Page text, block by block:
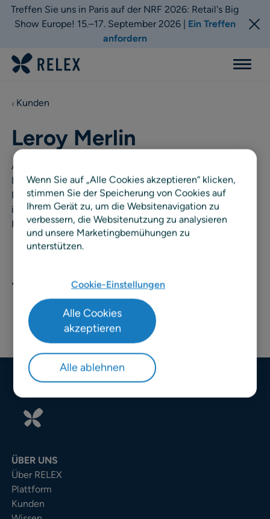
Treffen Sie uns in Paris auf der NRF 2026: Retail's Big
Show Europe! 15.–17. September 2026 | Ein Treffen
anfordern
Menu
Kunden
Leroy Merlin
Als Gründungsunternehmen von GROUPE ADEO bietet
Leroy Merlin Produkte rund um die Bereiche DIY,
Dekorations-, Bau- und Gartenarbeiten an. Leroy Merlin
ist in 12 Ländern mit etwa 100.000 Mitarbeitern und 400
Filialen vertreten.
ÜBER UNS
Über RELEX
Plattform
Kunden
Wenn Sie auf „Alle Cookies akzeptieren“ klicken,
stimmen Sie der Speicherung von Cookies auf
Ihrem Gerät zu, um die Websitenavigation zu
verbessern, die Websitenutzung zu analysieren
und unsere Marketingbemühungen zu
unterstützen.
Cookie-Einstellungen
Alle ablehnen
Alle Cookies
akzeptieren